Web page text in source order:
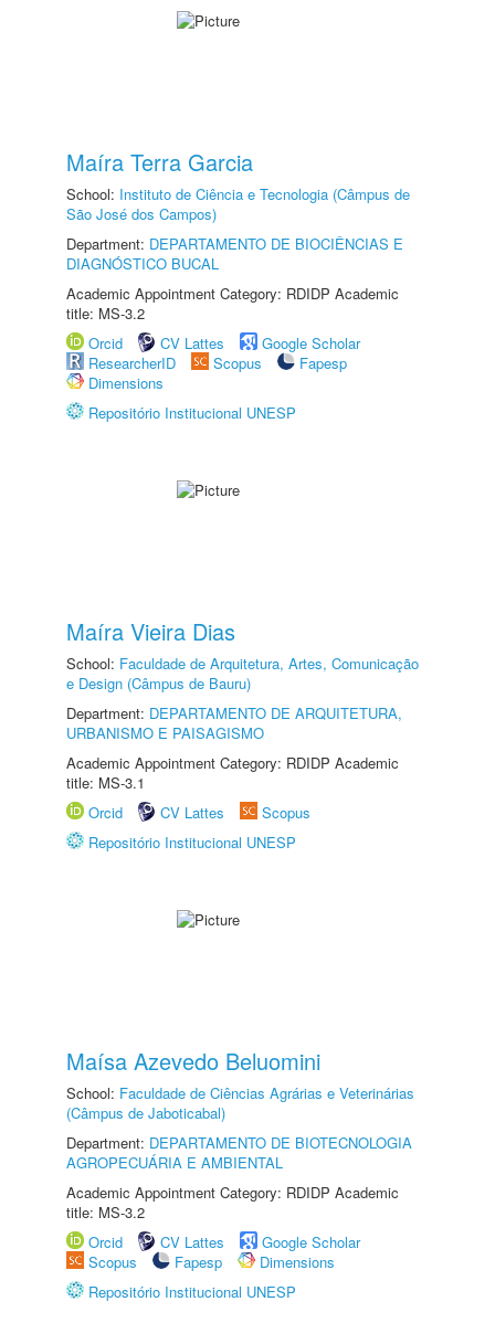
Maíra Terra Garcia
School: Instituto de Ciência e Tecnologia (Câmpus de
São José dos Campos)
Department: DEPARTAMENTO DE BIOCIÊNCIAS E
DIAGNÓSTICO BUCAL
Academic Appointment Category: RDIDP Academic
title: MS-3.2
Orcid
CV Lattes
Google Scholar
ResearcherID
Scopus
Fapesp
Dimensions
Repositório Institucional UNESP
Maíra Vieira Dias
School: Faculdade de Arquitetura, Artes, Comunicação
e Design (Câmpus de Bauru)
Department: DEPARTAMENTO DE ARQUITETURA,
URBANISMO E PAISAGISMO
Academic Appointment Category: RDIDP Academic
title: MS-3.1
Orcid
CV Lattes
Scopus
Repositório Institucional UNESP
Maísa Azevedo Beluomini
School: Faculdade de Ciências Agrárias e Veterinárias
(Câmpus de Jaboticabal)
Department: DEPARTAMENTO DE BIOTECNOLOGIA
AGROPECUÁRIA E AMBIENTAL
Academic Appointment Category: RDIDP Academic
title: MS-3.2
Orcid
CV Lattes
Google Scholar
Scopus
Fapesp
Dimensions
Repositório Institucional UNESP